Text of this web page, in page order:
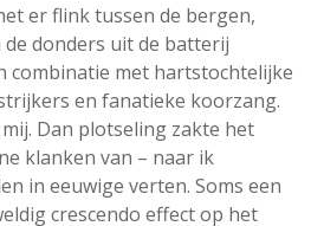
er flink tussen de bergen,
donders uit de batterij
combinatie met hartstochtelijke
en fanatieke koorzang.
Dan plotseling zakte het
klanken van – naar ik
in eeuwige verten. Soms een
crescendo effect op het